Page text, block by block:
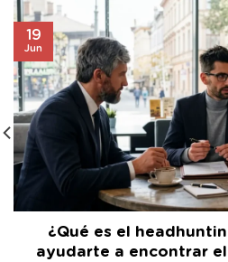
¿Qué es el
ayudarte a encontrar
19
Jun